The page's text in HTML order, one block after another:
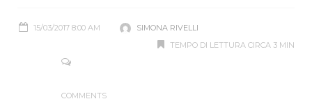
15/03/2017 8:00 AM
SIMONA RIVELLI
TEMPO DI LETTURA CIRCA 3 MIN
COMMENTS